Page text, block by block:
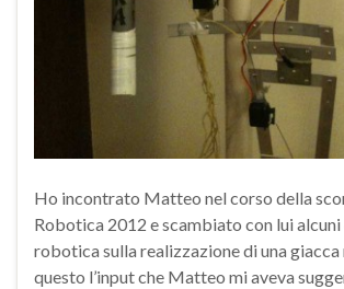
Ho incontrato Matteo nel corso della
Robotica 2012 e scambiato con lui
robotica sulla realizzazione di una
questo l’input che Matteo mi aveva